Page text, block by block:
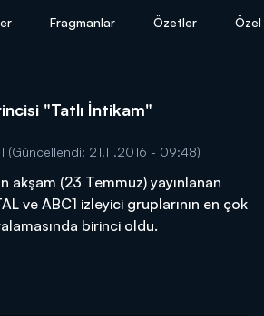
Fragmanlar Özetler
"Tatlı İntikam"
(Güncellendi: 21.11.2016 - 09:48)
akşam (23 Temmuz) yayınlanan
ve ABC1 izleyici gruplarının en çok
birinci oldu.